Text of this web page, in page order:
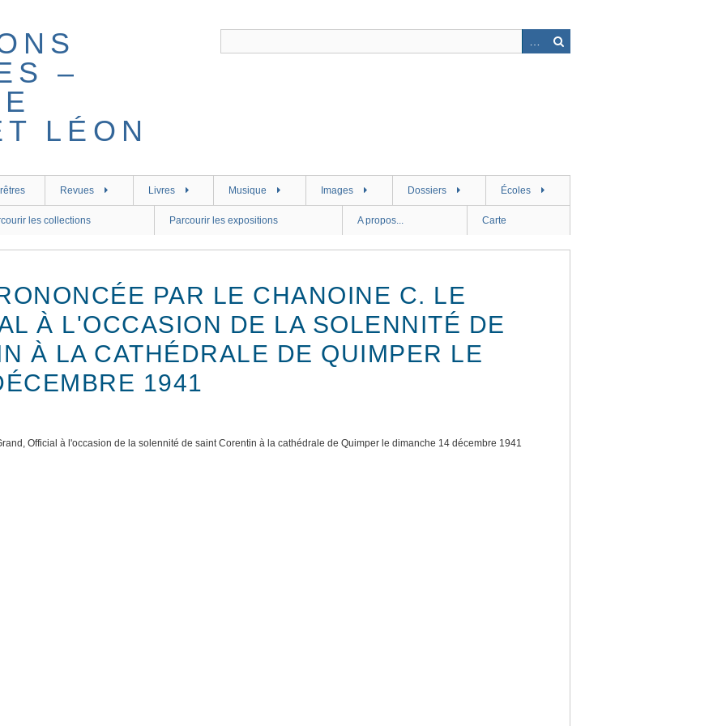
Revues Livres Musique Images Dossiers Écoles
les collections Parcourir les expositions A propos... Carte
PAR LE CHANOINE C. LE
À L'OCCASION DE LA SOLENNITÉ DE
À LA CATHÉDRALE DE QUIMPER LE
1941
Official à l'occasion de la solennité de saint Corentin à la cathédrale de Quimper le dimanche 14 décembre 1941